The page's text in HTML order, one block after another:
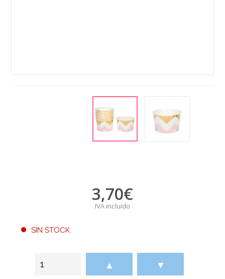
3,70€
IVA incluido
SIN STOCK
▲ ▼